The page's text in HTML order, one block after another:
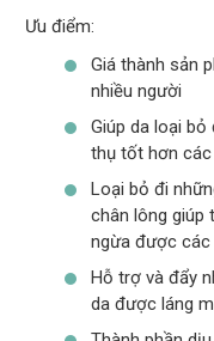
Ưu điểm:
Giá thành sản
nhiều người
Giúp da loại
thụ tốt hơn
Loại bỏ đi
chân lông giúp
ngừa được các
Hỗ trợ và đẩy
da được láng